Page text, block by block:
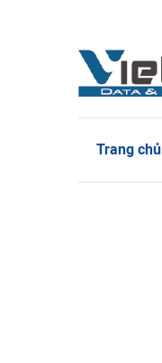
Trang chủ